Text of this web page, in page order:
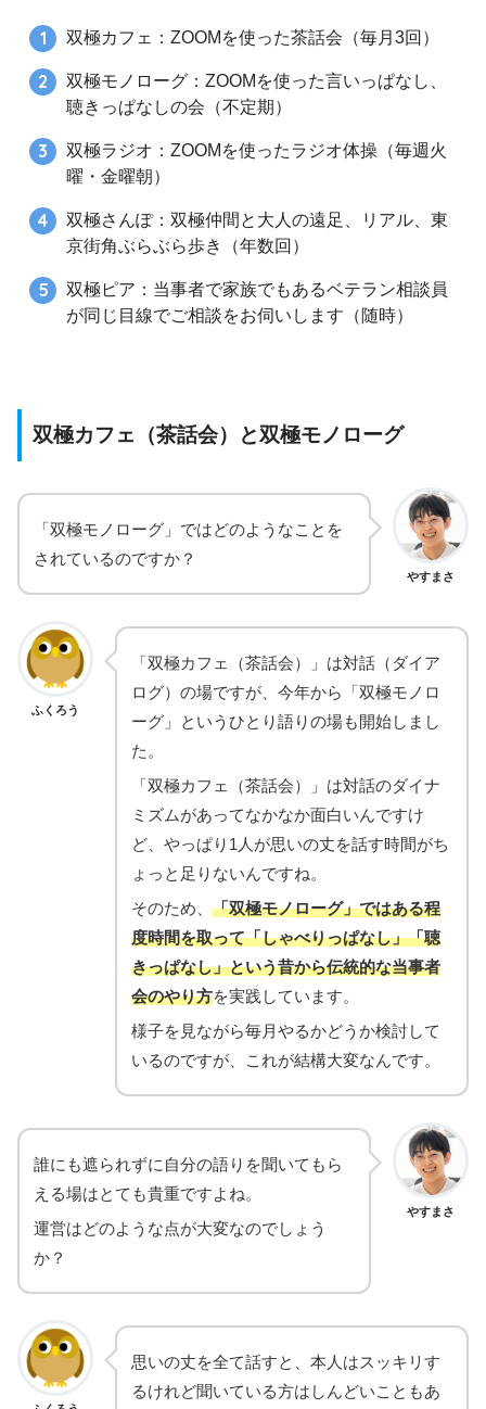
双極カフェ：ZOOMを使った茶話会（毎月3回）
双極モノローグ：ZOOMを使った言いっぱなし、
聴きっぱなしの会（不定期）
双極ラジオ：ZOOMを使ったラジオ体操（毎週火
曜・金曜朝）
双極さんぽ：双極仲間と大人の遠足、リアル、東
京街角ぶらぶら歩き（年数回）
双極ピア：当事者で家族でもあるベテラン相談員
が同じ目線でご相談をお伺いします（随時）
双極カフェ（茶話会）と双極モノローグ
やすまさ
「双極モノローグ」ではどのようなことを
されているのですか？
ふくろう
「双極カフェ（茶話会）」は対話（ダイア
ログ）の場ですが、今年から「双極モノロ
ーグ」というひとり語りの場も開始しまし
た。
「双極カフェ（茶話会）」は対話のダイナ
ミズムがあってなかなか面白いんですけ
ど、やっぱり1人が思いの丈を話す時間がち
ょっと足りないんですね。
そのため、 「双極モノローグ」ではある程
度時間を取って「しゃべりっぱなし」「聴
きっぱなし」という昔から伝統的な当事者
会のやり⽅を実践しています。
様子を見ながら毎月やるかどうか検討して
いるのですが、これが結構大変なんです。
やすまさ
誰にも遮られずに自分の語りを聞いてもら
える場はとても貴重ですよね。
運営はどのような点が大変なのでしょう
か？
思いの丈を全て話すと、本人はスッキリす
るけれど聞いている方はしんどいこともあ